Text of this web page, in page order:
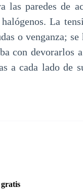
las paredes de
La
o venganza;
con devorarlos
a cada lado de
gratis